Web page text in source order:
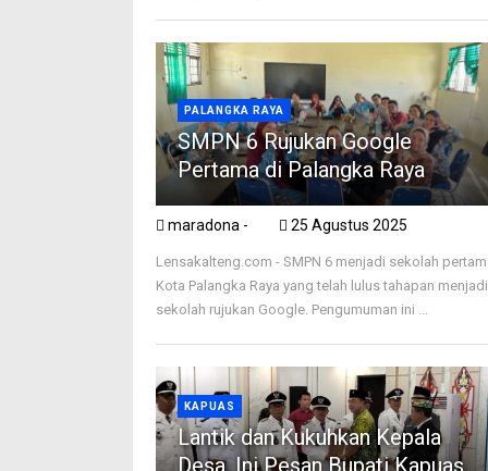
PALANGKA RAYA
SMPN 6 Rujukan Google
Pertama di Palangka Raya
maradona - 25 Agustus 2025
Lensakalteng.com - SMPN 6 menjadi sekolah
Kota Palangka Raya yang telah lulus tahapan menjadi
sekolah rujukan Google. Pengumuman ini ...
KAPUAS
Lantik dan Kukuhkan Kepala
Desa, Ini Pesan Bupati Kapuas